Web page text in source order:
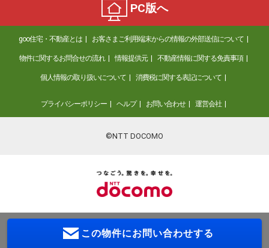
PC版へ
goo住宅・不動産とは お客さまご利用端末からの情報の外部送信について
物件に関するお問合せの流れ 情報提供元 不動産情報に関する免責事項
個人情報の取り扱いについて 消費税に関する表記について
プライバシーポリシー ヘルプ お問い合わせ 運営会社
©NTT DOCOMO
この物件にお問い合わせする